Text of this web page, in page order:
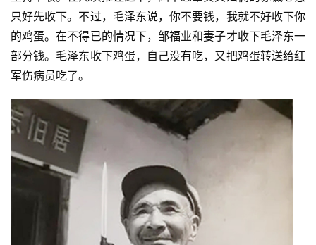
只好先收下。不过，毛泽东说，你不要钱，我就不好收下你
的鸡蛋。在不得已的情况下，邹福业和妻子才收下毛泽东一
部分钱。毛泽东收下鸡蛋，自己没有吃，又把鸡蛋转送给红
军伤病员吃了。